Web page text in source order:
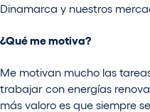
Dinamarca y nuestros
¿Qué me motiva?
Me motivan mucho las
trabajar con energías
más valoro es que siempre